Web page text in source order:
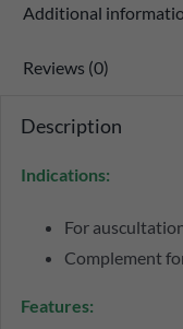
Additional
Reviews (0)
Description
Indications:
For
Complement
Features: